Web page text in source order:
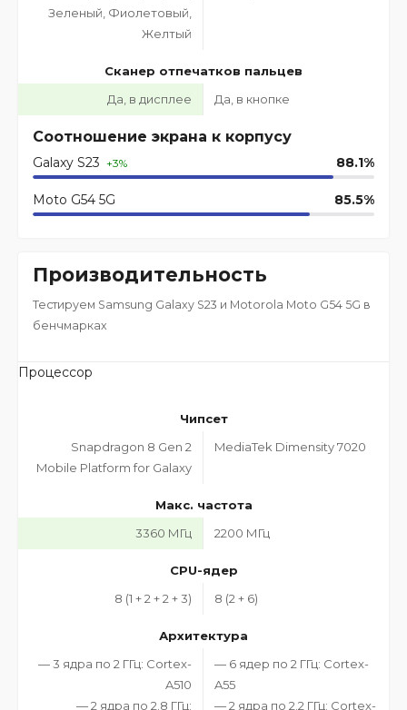
Зеленый, Фиолетовый,
Желтый
Сканер отпечатков пальцев
Да, в дисплее
Да, в кнопке
Соотношение экрана к корпусу
Galaxy S23 +3% 88.1%
Moto G54 5G 85.5%
Производительность
Тестируем Samsung Galaxy S23 и Motorola Moto G54 5G в
бенчмарках
Процессор
Чипсет
Snapdragon 8 Gen 2
Mobile Platform for Galaxy
MediaTek Dimensity 7020
Макс. частота
3360 МГц
2200 МГц
CPU-ядер
8 (1 + 2 + 2 + 3)
8 (2 + 6)
Архитектура
— 3 ядра по 2 ГГц: Cortex-
A510
— 2 ядра по 2.8 ГГц:
— 6 ядер по 2 ГГц: Cortex-
A55
— 2 ядра по 2.2 ГГц: Cortex-